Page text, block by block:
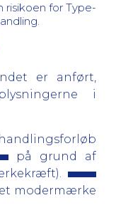
for Type-
er anført,
i
på grund af
modermærke